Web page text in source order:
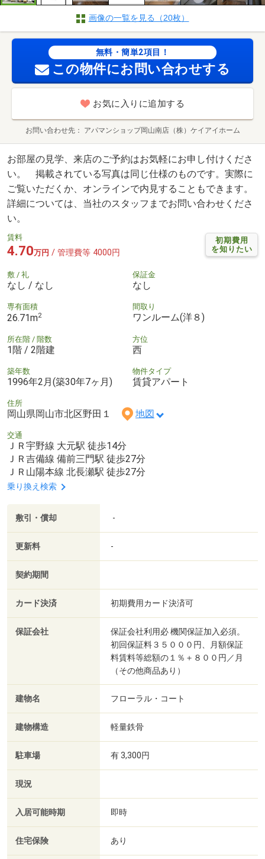
画像の一覧を見る（20枚）
無料・簡単2項目！
この物件にお問い合わせする
お気に入りに追加する
お問い合わせ先 アパマンショップ岡山南店（株）ケイアイホーム
お部屋の見学、来店のご予約はお気軽にお申し付けくださ
い。 掲載されている写真は同じ仕様のものです。実際に
ご覧いただくか、オンラインで内見することもできます。
詳細については、当社のスタッフまでお問い合わせくださ
い。
初期費用
を知りたい
賃料
4.70万円 / 管理費等 4000円
敷 / 礼
なし / なし
保証金
なし
専有面積
26.71m2
間取り
ワンルーム(洋８)
所在階 / 階数
1階 / 2階建
方位
西
築年数
1996年2月(築30年7ヶ月)
物件タイプ
賃貸アパート
住所
岡山県岡山市北区野田１ 地図
交通
ＪＲ宇野線 大元駅 徒歩14分
ＪＲ吉備線 備前三門駅 徒歩27分
ＪＲ山陽本線 北長瀬駅 徒歩27分
乗り換え検索
敷引・償却 -
更新料 -
契約期間
カード決済 初期費用カード決済可
保証会社
保証会社利用必 機関保証加入必須。
初回保証料３５０００円、月額保証
料賃料等総額の１％＋８００円／月
（その他商品あり）
建物名 フローラル・コート
建物構造 軽量鉄骨
駐車場 有 3,300円
現況
入居可能時期 即時
住宅保険 あり